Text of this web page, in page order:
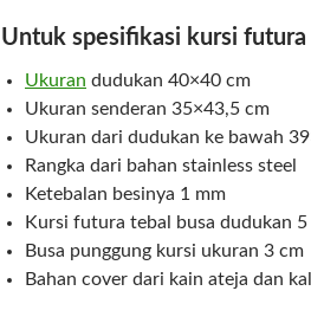
Untuk spesifikasi kursi futura
Ukuran dudukan 40×40 cm
Ukuran senderan 35×43,5 cm
Ukuran dari dudukan ke bawah
Rangka dari bahan stainless steel
Ketebalan besinya 1 mm
Kursi futura tebal busa dudukan 5
Busa punggung kursi ukuran 3 cm
Bahan cover dari kain ateja dan